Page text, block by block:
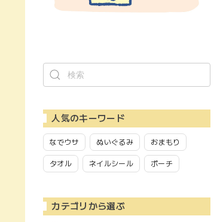
人気のキーワード
なでウサ ぬいぐるみ おまもり
タオル ネイルシール ポーチ
カテゴリから選ぶ